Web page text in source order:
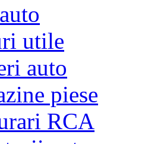
utile
auto
piese
RCA